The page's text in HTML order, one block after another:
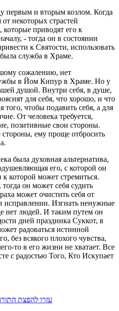
первым и вторым козлом. Когда
от некоторых страстей
приводят его к
- тогда он в состоянии
к Святости, использовать
служба в Храме.
сожалению, нет
в Йом Кипур в Храме. Но у
душой. Внутри себя, в душе,
для себя, что хорошо, и что
того, чтобы подавить себя, а для
От человека требуется,
позитивные свои стороны.
ему проще отбросить
была духовная альтернатива,
его, с которой он
которой может стремиться.
он может себя судить
может очистить себя от
исправлении. Изгнать ненужные
нет людей. И таким путем он
дней праздника Суккот, в
радоваться истинной
без всякого плохого чувства,
то в его жизни не хватает. Все
с радостью Того, Кто Искупает
עזרו להפצת